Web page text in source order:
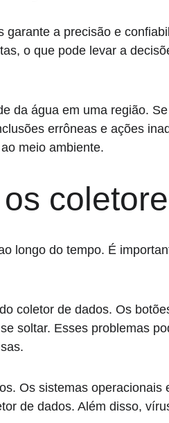
a precisão e
o que pode levar a
da água em uma região.
errôneas e ações
meio ambiente.
longo do tempo. É
coletor de dados. Os
soltar. Esses problemas
Os sistemas
de dados. Além disso,